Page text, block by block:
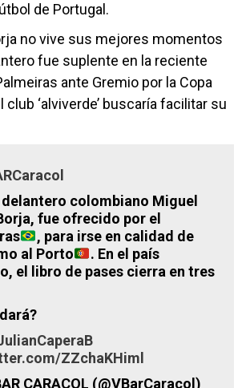
de Portugal.
no vive sus mejores momentos
fue suplente en la reciente
ante Gremio por la Copa
club ‘alviverde’ buscaría facilitar su
delantero colombiano Miguel
fue ofrecido por el
, para irse en calidad de
al Porto
. En el país
el libro de pases cierra en tres
ZZchaKHiml
CARACOL (@VBarCaracol)